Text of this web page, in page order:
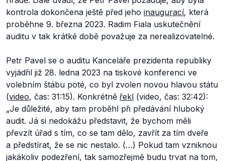
kontrola dokončena ještě před jeho inaugurací, která
proběhne 9. března 2023. Radim Fiala uskutečnění
auditu v tak krátké době považuje za nerealizovatelné.
Petr Pavel se o auditu Kanceláře prezidenta republiky
vyjádřil již 28. ledna 2023 na tiskové konferenci ve
volebním štábu poté, co byl zvolen novou hlavou státu
(video, čas: 31:15). Konkrétně řekl (video, čas: 32:42):
„Je důležité, aby tam proběhl při předávání hluboký
audit. Já si nedokážu představit, že bychom měli
převzít úřad s tím, co se tam dělo, zavřít za tím dveře
a předstírat, že se nic nestalo. (…) Pokud tam vzniknou
jakákoliv podezření, tak samozřejmě budu trvat na tom,